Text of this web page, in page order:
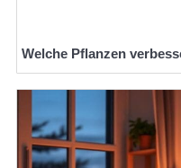
Welche Pflanzen